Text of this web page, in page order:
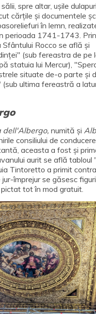
spre altar, ușile
cărțile și documentele
în lemn,
perioada 1741-1743.
Rocco se află și
(sub fereastra de pe
statuia lui Mercur),
situate de-o parte și
(sub ultima fereastră a
dell'Albergo, numită și
consiliului de conducere
aceasta a fost și
aurit se află tabloul
Tintoretto a primit
împrejur se găsesc
tot în mod gratuit.